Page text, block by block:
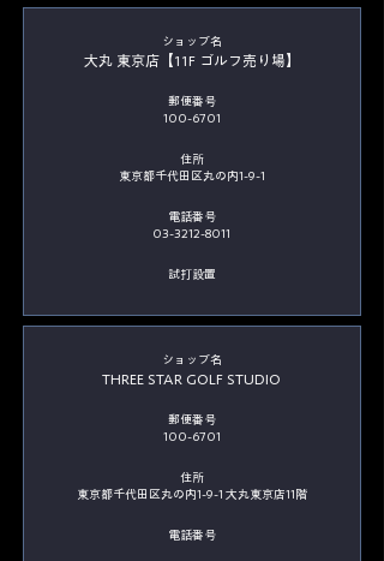
​ショップ名
大丸 東京店【11F ゴルフ売り場】
郵便番号
100-6701
住所
東京都千代田区丸の内1-9-1
電話番号
03-3212-8011
​試打設置
​ショップ名
THREE STAR GOLF STUDIO
郵便番号
100-6701
住所
東京都千代田区丸の内1-9-1 大丸東京店11階
電話番号